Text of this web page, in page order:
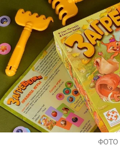
ФОТО